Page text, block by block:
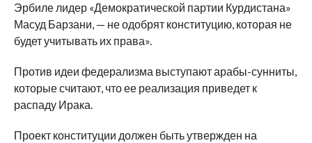
Эрбиле лидер «Демократической партии Курдистана»
Масуд Барзани, — не одобрят конституцию, которая не
будет учитывать их права».
Против идеи федерализма выступают арабы-сунниты,
которые считают, что ее реализация приведет к
распаду Ирака.
Проект конституции должен быть утвержден на